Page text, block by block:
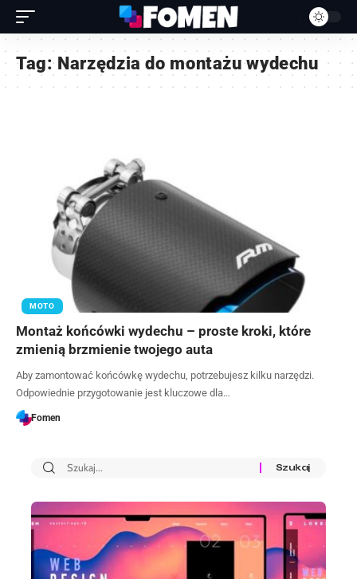
Tag: Narzędzia do montażu wydechu
MOTO
Montaż końcówki wydechu – proste kroki, które
zmienią brzmienie twojego auta
Aby zamontować końcówkę wydechu, potrzebujesz kilku narzędzi.
Odpowiednie przygotowanie jest kluczowe dla…
Fomen